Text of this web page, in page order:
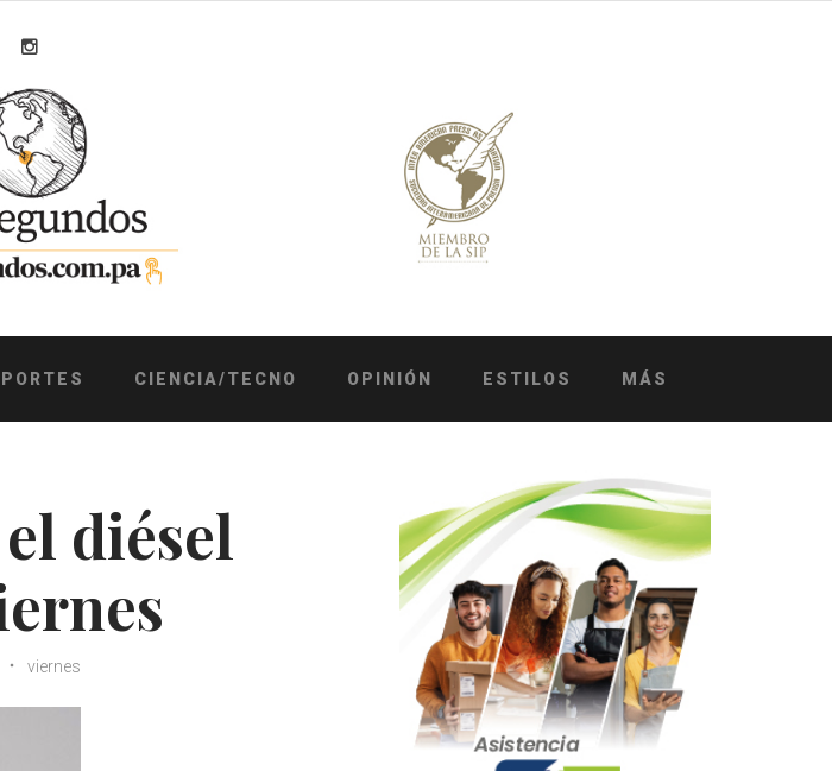
TwitterInstagram
CIENCIA/TECNO OPINIÓN ESTILOS MÁS
diésel
viernes